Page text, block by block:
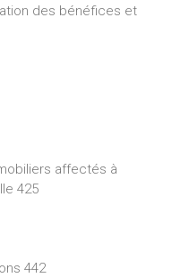
des bénéfices et
affectés à
425
442